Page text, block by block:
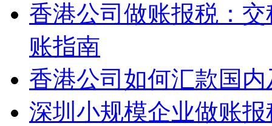
香港公司做账报税：
账指南
香港公司如何汇款国
深圳小规模企业做账